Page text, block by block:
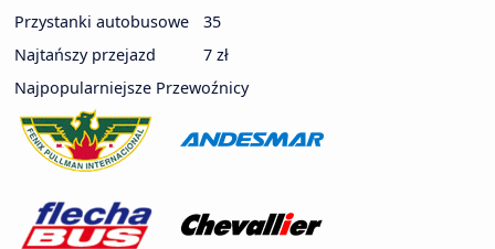
Przystanki autobusowe
35
Najtańszy przejazd
7 zł
Najpopularniejsze Przewoźnicy